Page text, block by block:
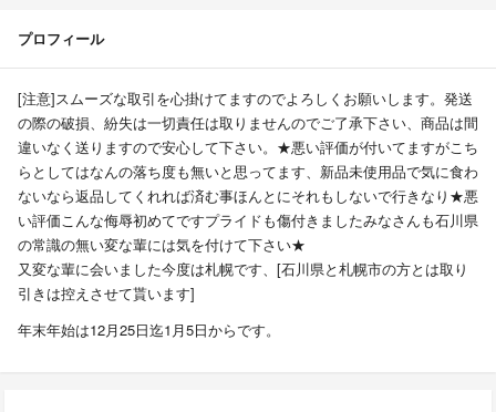
プロフィール
[注意]スムーズな取引を心掛けてますのでよろしくお願いします。発送
の際の破損、紛失は一切責任は取りませんのでご了承下さい、商品は間
違いなく送りますので安心して下さい。★悪い評価が付いてますがこち
らとしてはなんの落ち度も無いと思ってます、新品未使用品で気に食わ
ないなら返品してくれれば済む事ほんとにそれもしないで行きなり★悪
い評価こんな侮辱初めてですプライドも傷付きましたみなさんも石川県
の常識の無い変な輩には気を付けて下さい★
又変な輩に会いました今度は札幌です、[石川県と札幌市の方とは取り
引きは控えさせて貰います]
年末年始は12月25日迄1月5日からです。